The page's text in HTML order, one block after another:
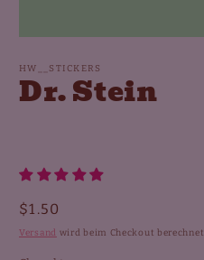
in
Modal
öffnen
HW__STICKERS
Dr. Stein
Normaler
Preis
$1.50
Versand wird beim Checkout berechnet